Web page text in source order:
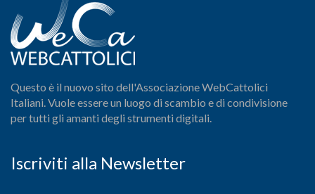
Questo è il nuovo sito dell'Associazione WebCattolici
Italiani. Vuole essere un luogo di scambio e di condivisione
per tutti gli amanti degli strumenti digitali.
Iscriviti alla Newsletter